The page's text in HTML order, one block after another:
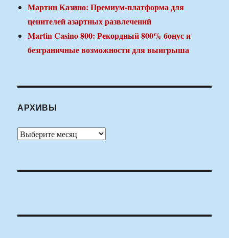
Мартин Казино: Премиум-платформа для
ценителей азартных развлечений
Martin Casino 800: Рекордный 800% бонус и
безграничные возможности для выигрыша
АРХИВЫ
Архивы